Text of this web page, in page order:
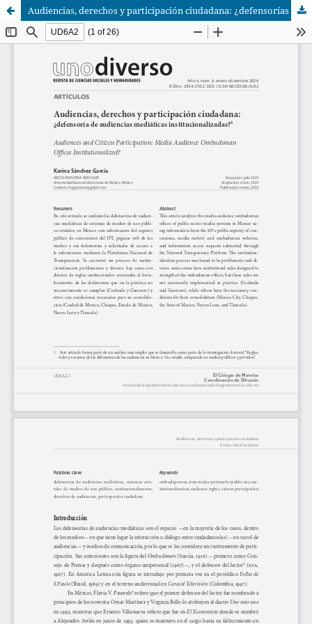
Audiencias, derechos y participación ciudadana: ¿defensorías de audiencias mediáticas institucionalizadas?